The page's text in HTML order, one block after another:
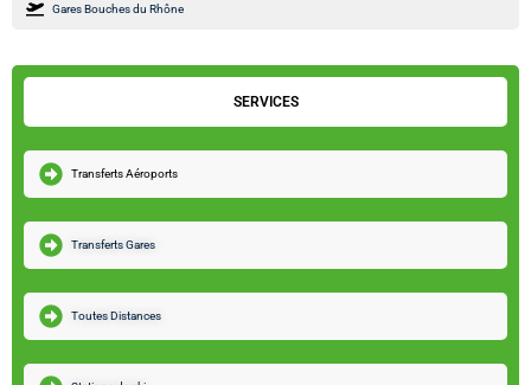
Gares Bouches du Rhône
SERVICES
Transferts Aéroports
Transferts Gares
Toutes Distances